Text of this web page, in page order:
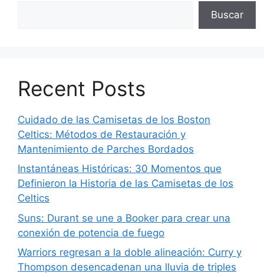
Buscar
Recent Posts
Cuidado de las Camisetas de los Boston
Celtics: Métodos de Restauración y
Mantenimiento de Parches Bordados
Instantáneas Históricas: 30 Momentos que
Definieron la Historia de las Camisetas de los
Celtics
Suns: Durant se une a Booker para crear una
conexión de potencia de fuego
Warriors regresan a la doble alineación: Curry y
Thompson desencadenan una lluvia de triples